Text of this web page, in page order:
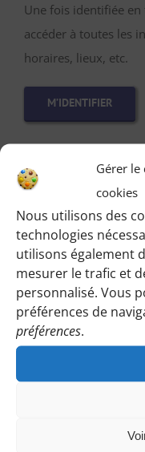
Gérer le
cookies
Nous utilisons des
technologies
utilisons également
mesurer le trafic et
personnalisé. Vous
préférences de
préférences.
Une fois identifiée en
accéder à toutes les
horaires, lieux, etc.
M’IDENTIFIER
Vous pouvez
randonnées
:
Cliquez sur le bouton
choix en laissant vos
vous répondre en
et autres détails.
PARTICIPER EN